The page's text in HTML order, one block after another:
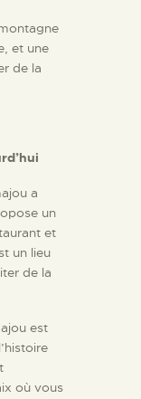
et une
de la
a
un
et
un lieu
de la
est
où vous